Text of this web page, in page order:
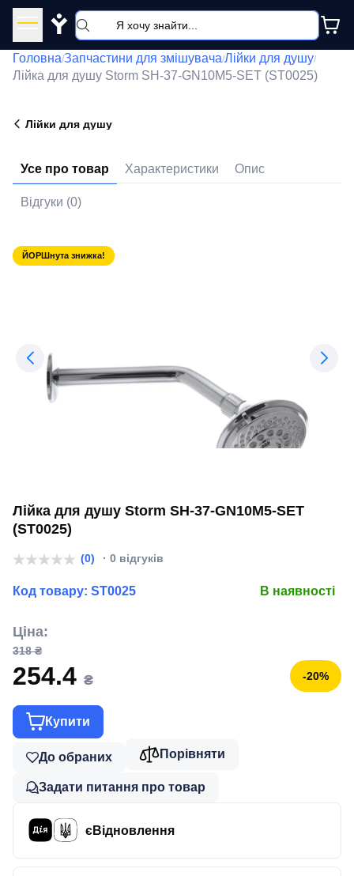
Y
Головна/Запчастини для змішувача/Лійки для душу/
Лійка для душу Storm SH-37-GN10M5-SET (ST0025)
Лійки для душу
Усе про товар Характеристики Опис
Відгуки (0)
ЙОРШнута знижка!
Лійка для душу Storm SH-37-GN10M5-SET
(ST0025)
(0) · 0 відгуків
Код товару: ST0025 В наявності
Ціна:
318 ₴
254.4 ₴ -20%
Купити
До обраних Порівняти
Задати питання про товар
єВідновлення